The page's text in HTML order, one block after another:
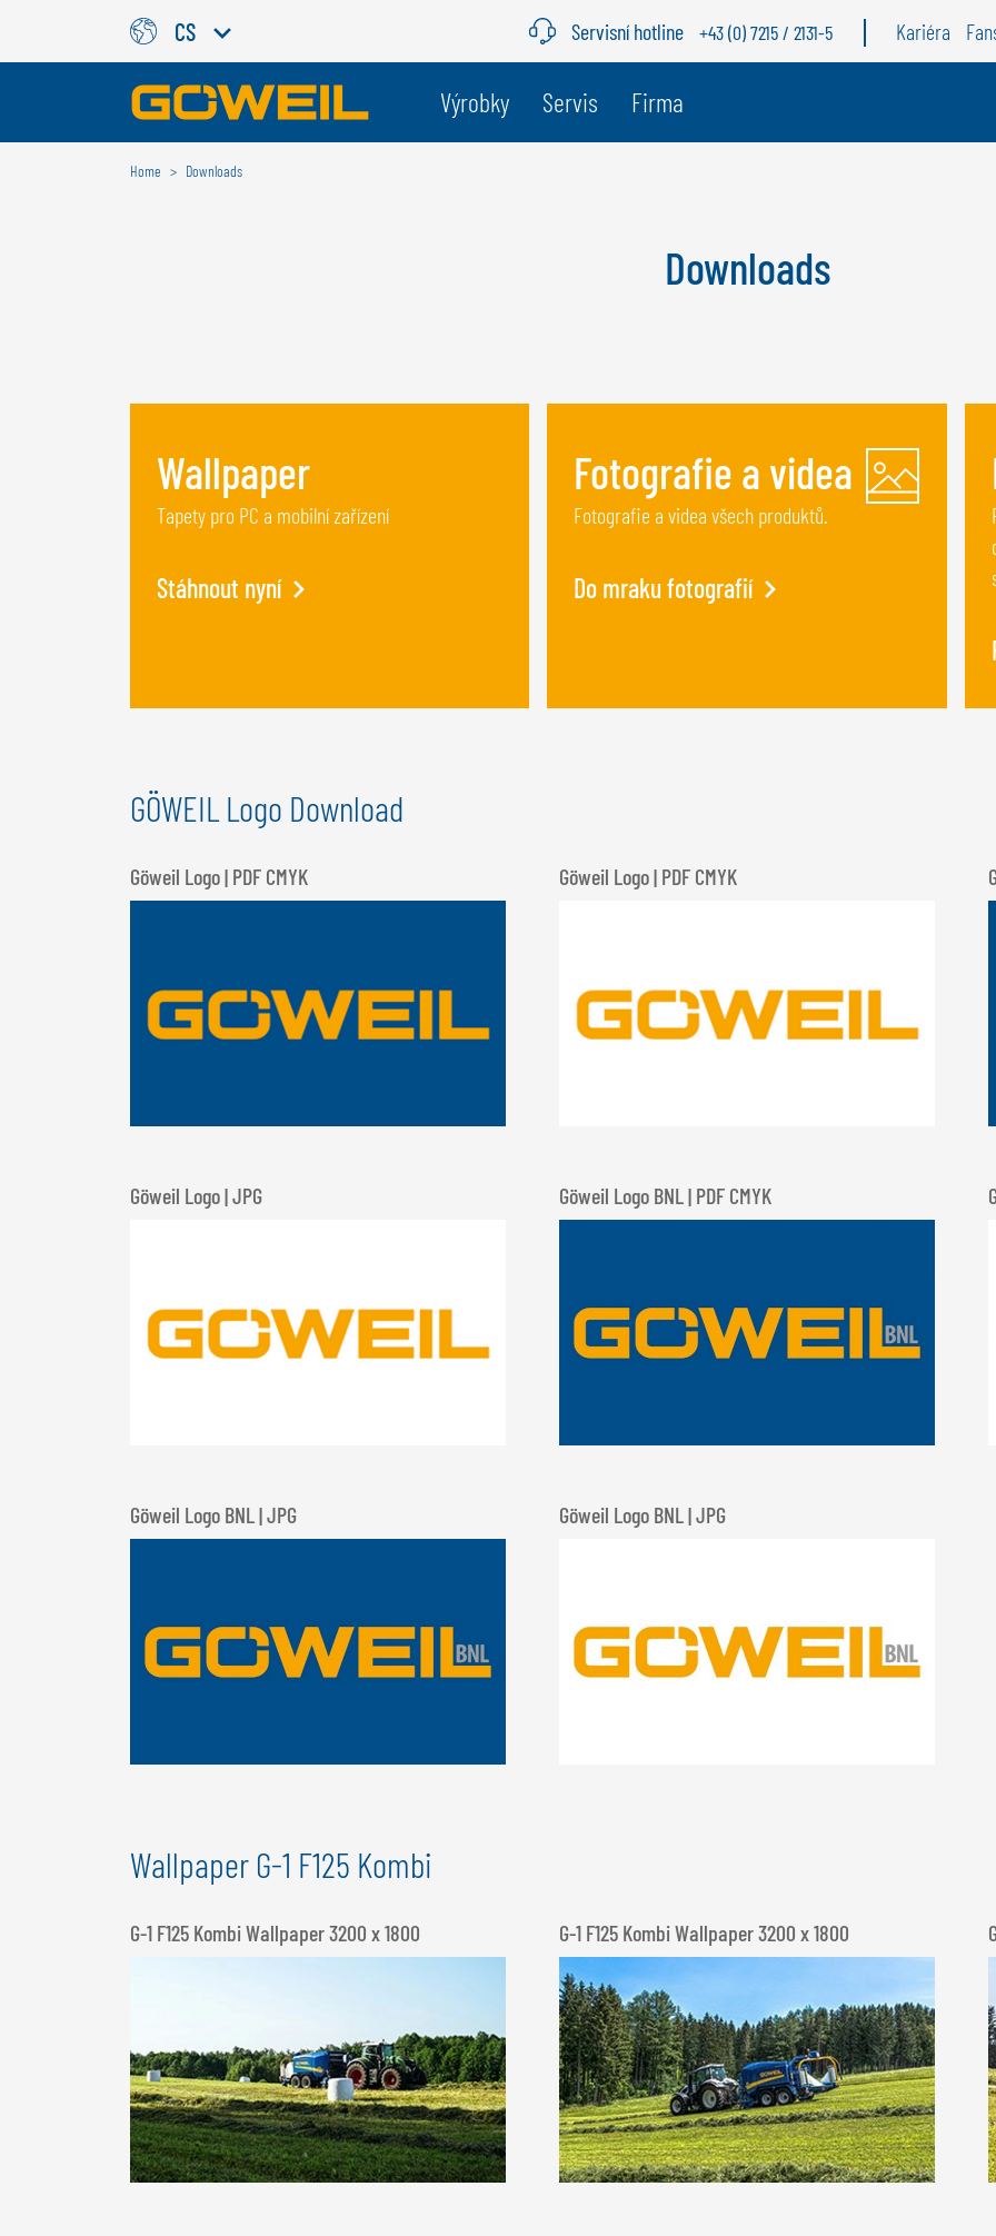
CS
Zvolte Váš jazyk / Vaši zemi
Servisní hotline +43 (0) 7215 / 2131-5 Kariéra
Výrobky Servis Firma
Home Downloads
Downloads
Wallpaper
Tapety pro PC a mobilní zařízení
Stáhnout nyní
Fotografie a videa
Fotografie a videa všech produktů.
Do mraku fotografií
GÖWEIL Logo Download
Göweil Logo | PDF CMYK Göweil Logo | PDF CMYK
Göweil Logo | JPG Göweil Logo BNL | PDF CMYK
Göweil Logo BNL | JPG Göweil Logo BNL | JPG
Wallpaper G-1 F125 Kombi
G-1 F125 Kombi Wallpaper 3200 x 1800 G-1 F125 Kombi Wallpaper 3200 x 1800